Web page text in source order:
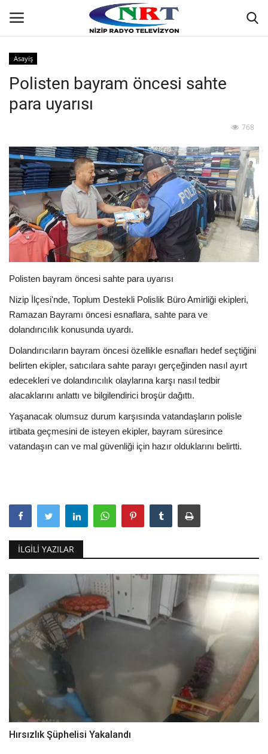
Ana
GÜNDEM
Siyaset
Ekonomi
Yaşam
Spor
EĞİTİM
Resmiilan
Asayiş
Polisten bayram öncesi sahte
para uyarısı
768
Polisten bayram öncesi sahte para uyarısı
Nizip İlçesi'nde, Toplum Destekli Polislik Büro Amirliği ekipleri,
Ramazan Bayramı öncesi esnaflara, sahte para ve
dolandırıcılık konusunda uyardı.
Dolandırıcıların bayram öncesi özellikle esnafları hedef seçtiğini
belirten ekipler, satıcılara sahte parayı gerçeğinden nasıl ayırt
edecekleri ve dolandırıcılık olaylarına karşı nasıl tedbir
alacaklarını anlattı ve bilgilendirici broşür dağıttı.
Yaşanacak olumsuz durum karşısında vatandaşların polisle
irtibata geçmesini de isteyen ekipler, bayram süresince
vatandaşın can ve mal güvenliği için hazır olduklarını belirtti.
İLGILI YAZILAR
Hırsızlık Şüphelisi Yakalandı